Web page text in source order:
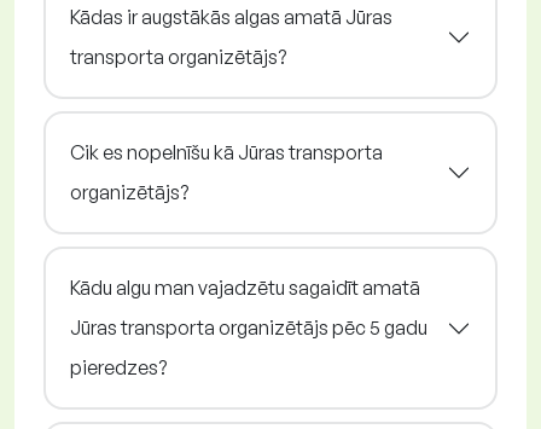
Kādas ir augstākās algas amatā Jūras
transporta organizētājs?
Cik es nopelnīšu kā Jūras transporta
organizētājs?
Kādu algu man vajadzētu sagaidīt amatā
Jūras transporta organizētājs pēc 5 gadu
pieredzes?